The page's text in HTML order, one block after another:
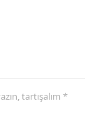
tartışalım *